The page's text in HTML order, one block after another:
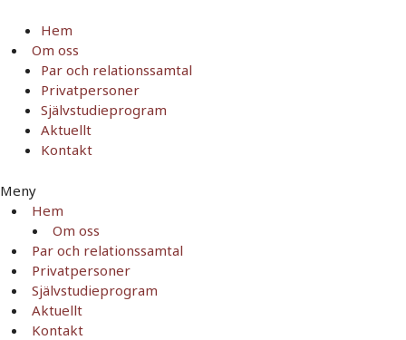
innehåll
Hem
Om oss
Par och relationssamtal
Privatpersoner
Självstudieprogram
Aktuellt
Kontakt
Meny
Hem
Om oss
Par och relationssamtal
Privatpersoner
Självstudieprogram
Aktuellt
Kontakt